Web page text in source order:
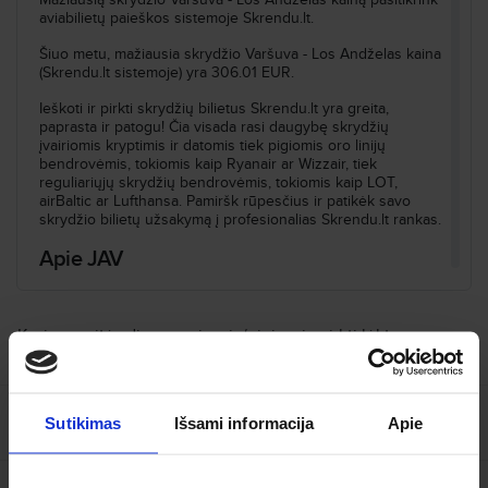
Sutikimas Išsami informacija Apie
aviabilietų paieškos sistemoje Skrendu.lt.
Šiuo metu, mažiausia skrydžio Varšuva - Los Andželas kaina
(Skrendu.lt sistemoje) yra 306.01 EUR.
Ieškoti ir pirkti skrydžių bilietus Skrendu.lt yra greita,
paprasta ir patogu! Čia visada rasi daugybę skrydžių
įvairiomis kryptimis ir datomis tiek pigiomis oro linijų
bendrovėmis, tokiomis kaip Ryanair ar Wizzair, tiek
reguliariųjų skrydžių bendrovėmis, tokiomis kaip LOT,
airBaltic ar Lufthansa. Pamiršk rūpesčius ir patikėk savo
skrydžio bilietų užsakymą į profesionalias Skrendu.lt rankas.
Apie JAV
rasti ne tik pigiausius skrydžius, bet ir pasirūpins, kad
kelionė būtų patogi ir tokia, kokios Tau reikia.
Kurią savaitės dieną geriausia/pigiausia pirkti lėktuvo
bilietus?
+
Kaip rasti pigius skrydžius?